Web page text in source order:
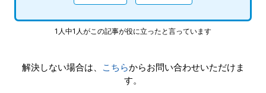
レイ可能でしょうか
1人中1人がこの記事が役に立ったと言っています
解決しない場合は、 こちらからお問い合わせいただけま
す。